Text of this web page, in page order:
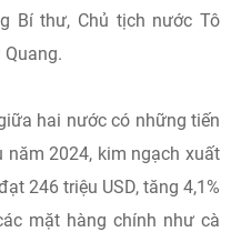
Bí thư, Chủ tịch nước Tô
hai nước có những tiến
2024, kim ngạch xuất
246 triệu USD, tăng 4,1%
mặt hàng chính như cà